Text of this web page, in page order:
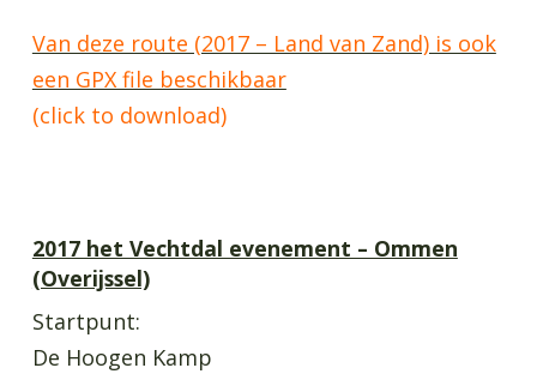
Van deze route (2017 – Land van Zand) is ook
een GPX file beschikbaar
(click to download)
2017 het Vechtdal evenement – Ommen
(Overijssel)
Startpunt:
De Hoogen Kamp